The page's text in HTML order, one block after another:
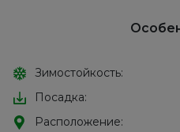
Зимостойкость:
Посадка:
Расположение: